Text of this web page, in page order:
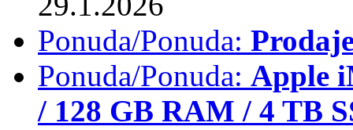
Ponuda/Ponuda:
Ponuda/Ponuda: Apple
/ 128 GB RAM / 4 TB